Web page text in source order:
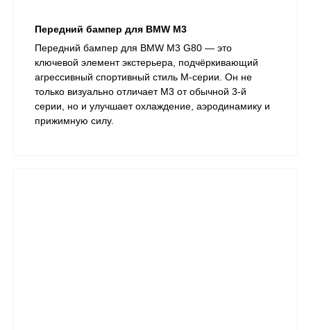
Передний бампер для BMW M3
Передний бампер для BMW M3 G80 — это
ключевой элемент экстерьера, подчёркивающий
агрессивный спортивный стиль M-серии. Он не
только визуально отличает M3 от обычной 3-й
серии, но и улучшает охлаждение, аэродинамику и
прижимную силу.